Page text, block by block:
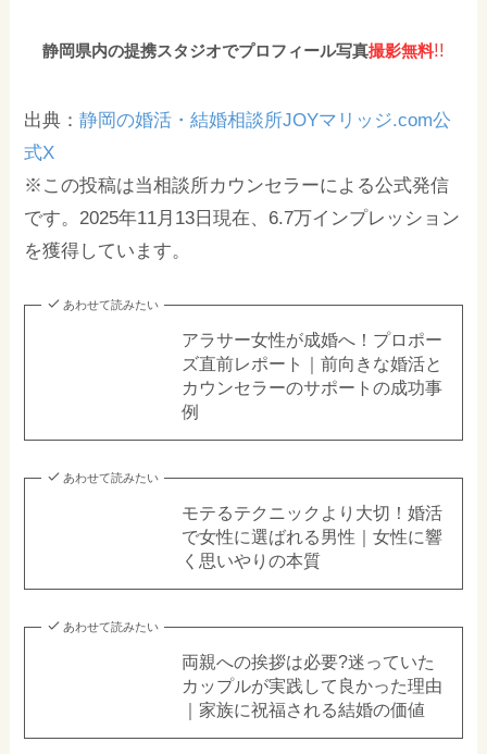
静岡県内の提携スタジオでプロフィール写真撮影無料!!
出典：静岡の婚活・結婚相談所JOYマリッジ.com公
式X
※この投稿は当相談所カウンセラーによる公式発信
です。2025年11月13日現在、6.7万インプレッション
を獲得しています。
あわせて読みたい
アラサー女性が成婚へ！プロポー
ズ直前レポート｜前向きな婚活と
カウンセラーのサポートの成功事
例
あわせて読みたい
モテるテクニックより大切！婚活
で女性に選ばれる男性｜女性に響
く思いやりの本質
あわせて読みたい
両親への挨拶は必要?迷っていた
カップルが実践して良かった理由
｜家族に祝福される結婚の価値